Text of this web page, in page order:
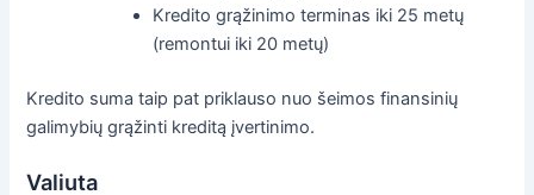
Kredito grąžinimo terminas iki 25 metų
(remontui iki 20 metų)
Kredito suma taip pat priklauso nuo šeimos finansinių
galimybių grąžinti kreditą įvertinimo.
Valiuta